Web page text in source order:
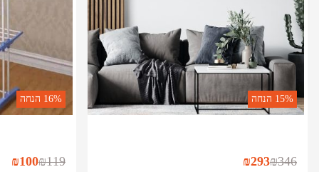
15% הנחה
₪346
₪293
16% הנחה
₪119
₪100